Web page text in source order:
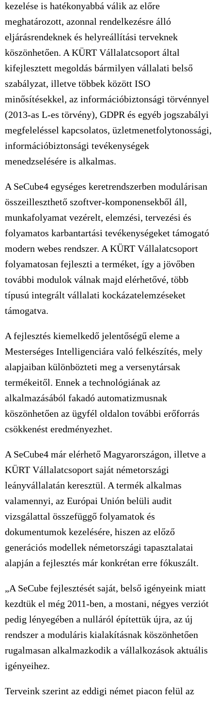
kezelése is hatékonyabbá válik az előre
meghatározott, azonnal rendelkezésre álló
eljárásrendeknek és helyreállítási terveknek
köszönhetően. A KÜRT Vállalatcsoport által
kifejlesztett megoldás bármilyen vállalati belső
szabályzat, illetve többek között ISO
minősítésekkel, az információbiztonsági törvénnyel
(2013-as L-es törvény), GDPR és egyéb jogszabályi
megfeleléssel kapcsolatos, üzletmenetfolytonossági,
információbiztonsági tevékenységek
menedzselésére is alkalmas.
A SeCube4 egységes keretrendszerben modulárisan
összeilleszthető szoftver-komponensekből áll,
munkafolyamat vezérelt, elemzési, tervezési és
folyamatos karbantartási tevékenységeket támogató
modern webes rendszer. A KÜRT Vállalatcsoport
folyamatosan fejleszti a terméket, így a jövőben
további modulok válnak majd elérhetővé, több
típusú integrált vállalati kockázatelemzéseket
támogatva.
A fejlesztés kiemelkedő jelentőségű eleme a
Mesterséges Intelligenciára való felkészítés, mely
alapjaiban különbözteti meg a versenytársak
termékeitől. Ennek a technológiának az
alkalmazásából fakadó automatizmusnak
köszönhetően az ügyfél oldalon további erőforrás
csökkenést eredményezhet.
A SeCube4 már elérhető Magyarországon, illetve a
KÜRT Vállalatcsoport saját németországi
leányvállalatán keresztül. A termék alkalmas
valamennyi, az Európai Unión belüli audit
vizsgálattal összefüggő folyamatok és
dokumentumok kezelésére, hiszen az előző
generációs modellek németországi tapasztalatai
alapján a fejlesztés már konkrétan erre fókuszált.
„A SeCube fejlesztését saját, belső igényeink miatt
kezdtük el még 2011-ben, a mostani, négyes verziót
pedig lényegében a nulláról építettük újra, az új
rendszer a moduláris kialakításnak köszönhetően
rugalmasan alkalmazkodik a vállalkozások aktuális
igényeihez.
Terveink szerint az eddigi német piacon felül az